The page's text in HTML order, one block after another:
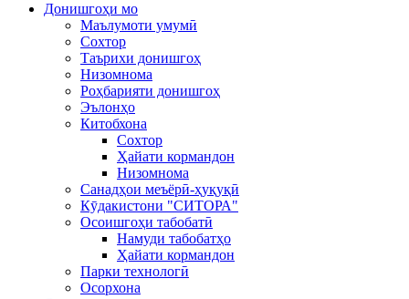
Донишгоҳи мо
Маълумоти умумӣ
Сохтор
Таърихи донишгоҳ
Низомнома
Роҳбарияти донишгоҳ
Эълонҳо
Китобхона
Сохтор
Ҳайати кормандон
Низомнома
Санадҳои меъёрӣ-ҳуқуқӣ
Кӯдакистони "СИТОРА"
Осоишгоҳи табобатӣ
Намуди табобатҳо
Ҳайати кормандон
Парки технологӣ
Осорхона